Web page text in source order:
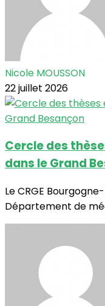
Nicole MOUSSON
22 juillet 2026
Cercle des
dans le Grand
Le CRGE
Département de